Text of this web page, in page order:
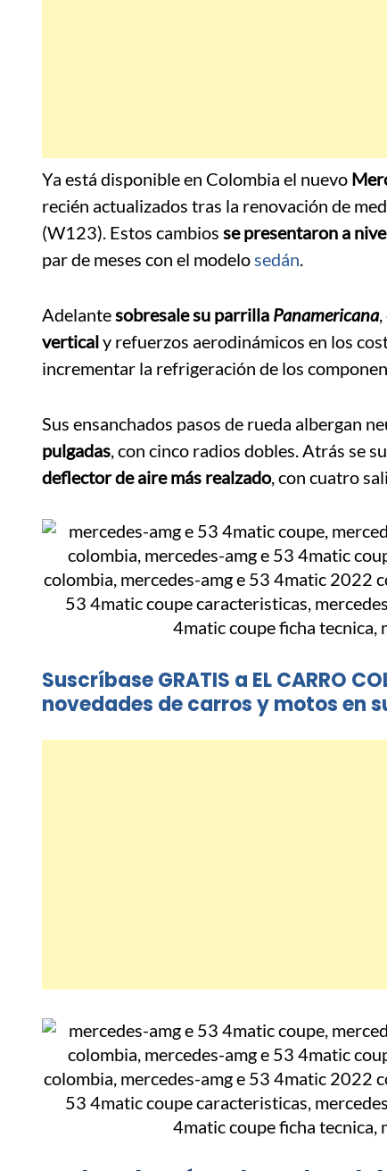
Ya está disponible en Colombia el nuevo
recién actualizados tras la renovación de
(W123). Estos cambios se presentaron a
par de meses con el modelosedán.
Adelantesobresale su parrilla Panamericana
verticaly refuerzos aerodinámicos en los
incrementar la refrigeración de los
Sus ensanchados pasos de rueda albergan
pulgadas, con cinco radios dobles. Atrás se
deflector de aire más realzado, con cuatro
Suscríbase GRATIS a EL CARRO
novedades de carros y motos en